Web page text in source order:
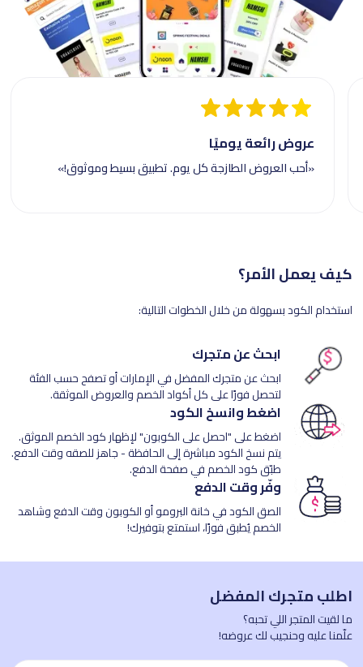
عروض رائعة يوميًا
«أحب العروض الطازجة كل يوم. تطبيق بسيط وموثوق!»
كيف يعمل الأمر؟
استخدام الكود بسهولة من خلال الخطوات التالية:
ابحث عن متجرك
ابحث عن متجرك المفضل في الإمارات أو تصفح حسب الفئة
لتحصل فورًا على كل أكواد الخصم والعروض الموثقة.
اضغط وانسخ الكود
اضغط على "احصل على الكوبون" لإظهار كود الخصم الموثق.
يتم نسخ الكود مباشرة إلى الحافظة - جاهز للصقه وقت الدفع.
طبّق كود الخصم في صفحة الدفع.
وفّر وقت الدفع
الصق الكود في خانة البرومو أو الكوبون وقت الدفع وشاهد
الخصم يُطبق فورًا، استمتع بتوفيرك!
اطلب متجرك المفضل
ما لقيت المتجر اللي تحبه؟
علّمنا عليه وحنجيب لك عروضه!